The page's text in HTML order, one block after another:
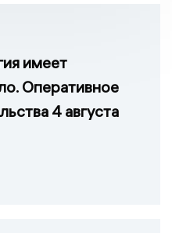
имеет
Оперативное
4 августа